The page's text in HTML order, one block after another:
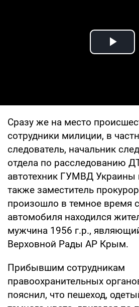
Сразу же на место
сотрудники милиции, в
следователь, начальник
отдела по расследованию
автотехник ГУМВД
также заместитель
произошло в темное время
автомобиля находился
мужчина 1956 г.р.,
Верховной Рады АР Крым.
Прибывшим сотрудникам
правоохранительных
пояснил, что пешеход,